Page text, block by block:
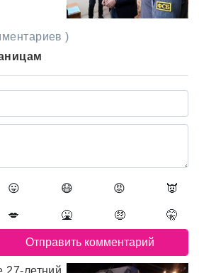
)
😛 😷 😡 👿
💋 🤮 🤑 🤫
27-летний